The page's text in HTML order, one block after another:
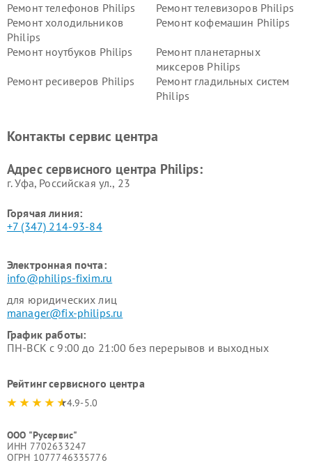
Ремонт телефонов Philips
Ремонт телевизоров Philips
Ремонт холодильников
Philips
Ремонт кофемашин Philips
Ремонт ноутбуков Philips
Ремонт планетарных
миксеров Philips
Ремонт ресиверов Philips
Ремонт гладильных систем
Philips
Ремонт стиральных машин
Ремонт увлажнителей
Контакты сервис центра
Адрес сервисного центра Philips:
г. Уфа, Российская ул., 23
Горячая линия:
+7 (347) 214-93-84
Электронная почта:
info@philips-fixim.ru
для юридических лиц
manager@fix-philips.ru
График работы:
ПН-ВСК с 9:00 до 21:00 без перерывов и выходных
Рейтинг сервисного центра
4.9-5.0
ООО "Русервис"
ИНН 7702633247
ОГРН 1077746335776